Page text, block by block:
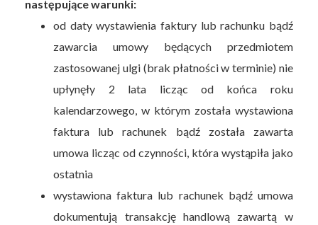
następujące warunki:
od daty wystawienia faktury lub rachunku bądź
zawarcia umowy będących przedmiotem
zastosowanej ulgi (brak płatności w terminie) nie
upłynęły 2 lata licząc od końca roku
kalendarzowego, w którym została wystawiona
faktura lub rachunek bądź została zawarta
umowa licząc od czynności, która wystąpiła jako
ostatnia
wystawiona faktura lub rachunek bądź umowa
dokumentują transakcję handlową zawartą w